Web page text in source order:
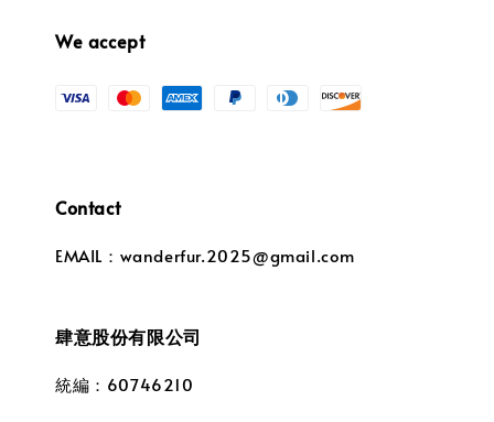
We accept
Contact
EMAIL：wanderfur.2025@gmail.com
肆意股份有限公司
統編：60746210